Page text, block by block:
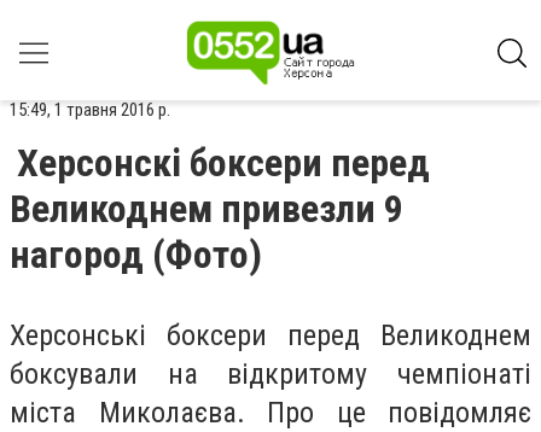
15:49, 1 травня 2016 р.
Херсонскі боксери перед
Великоднем привезли 9
нагород (Фото)
Херсонські боксери перед Великоднем
боксували на відкритому чемпіонаті
міста Миколаєва. Про це повідомляє